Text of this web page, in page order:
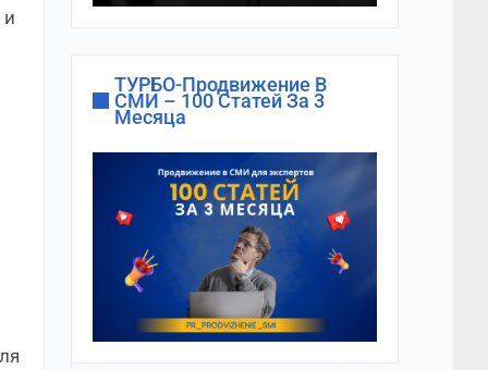
и
ТУРБО-Продвижение В
СМИ – 100 Статей За 3
Месяца